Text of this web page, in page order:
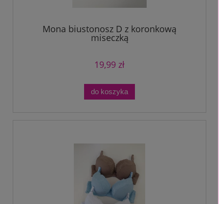
Mona biustonosz D z koronkową
miseczką
19,99 zł
do koszyka